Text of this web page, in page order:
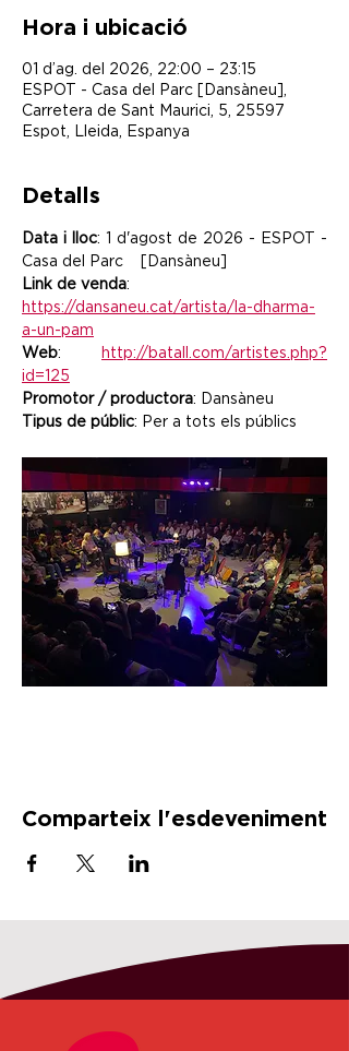
Hora i ubicació
01 d’ag. del 2026, 22:00 – 23:15
ESPOT - Casa del Parc [Dansàneu],
Carretera de Sant Maurici, 5, 25597
Espot, Lleida, Espanya
Detalls
Data i lloc: 1 d'agost de 2026 - ESPOT -
Casa del Parc    [Dansàneu]
Link de venda:
https://dansaneu.cat/artista/la-dharma-
a-un-pam
Web:
http://batall.com/artistes.php?
id=125
Promotor / productora: Dansàneu
Tipus de públic: Per a tots els públics
Comparteix l'esdeveniment